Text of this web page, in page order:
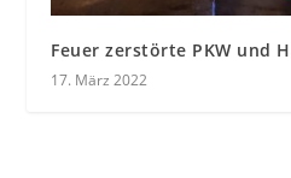
Feuer zerstörte PKW und
17. März 2022